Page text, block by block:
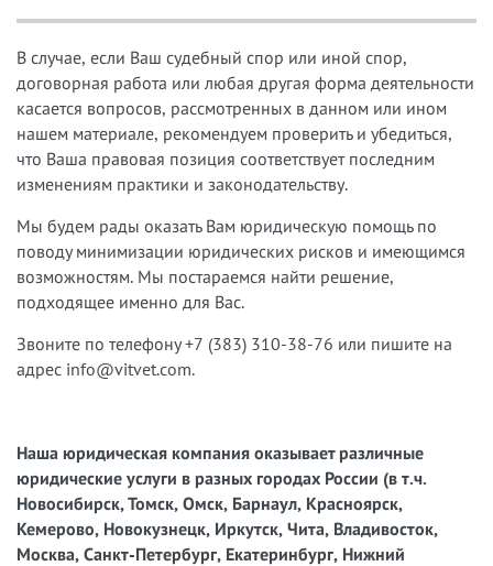
В случае, если Ваш судебный спор или иной спор,
договорная работа или любая другая форма деятельности
касается вопросов, рассмотренных в данном или ином
нашем материале, рекомендуем проверить и убедиться,
что Ваша правовая позиция соответствует последним
изменениям практики и законодательству.
Мы будем рады оказать Вам юридическую помощь по
поводу минимизации юридических рисков и имеющимся
возможностям. Мы постараемся найти решение,
подходящее именно для Вас.
Звоните по телефону +7 (383) 310-38-76 или пишите на
адрес info@vitvet.com.
Наша юридическая компания оказывает различные
юридические услуги в разных городах России (в т.ч.
Новосибирск, Томск, Омск, Барнаул, Красноярск,
Кемерово, Новокузнецк, Иркутск, Чита, Владивосток,
Москва, Санкт-Петербург, Екатеринбург, Нижний